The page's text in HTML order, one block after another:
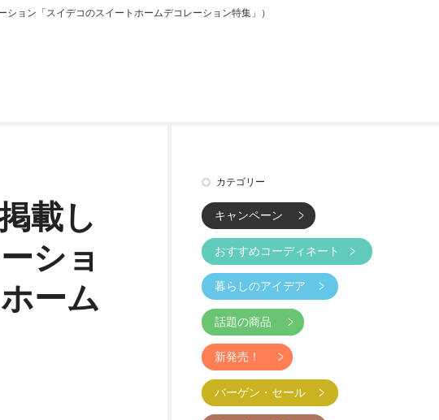
ョン「スイデコのスイートホームデコレーション特集」）
載し
ショ
ーム
カテゴリー
キャンペーン
おすすめコーディネート
暮らしのアイデア
話題の商品
新発売！
バーゲン・セール